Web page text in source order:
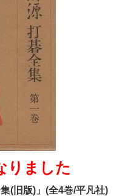
りました
(旧版)」(全4巻/平凡社)